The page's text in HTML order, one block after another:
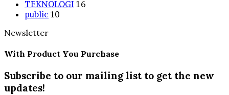
TEKNOLOGI 16
public 10
Newsletter
With Product You Purchase
Subscribe to our mailing list to get the new
updates!